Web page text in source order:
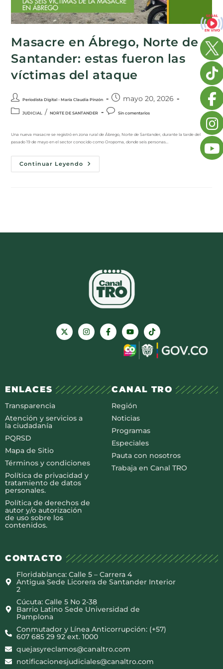
Masacre en Ábrego, Norte de
Santander: estas fueron las
víctimas del ataque
Periodista Digital - María Claudia Pinzón mayo 20, 2026
JUDICIAL / NORTE DE SANTANDER Sin comentarios
Una nueva masacre se registró en zona rural de Ábrego, Norte de Santander, durante la tarde del
pasado 19 de mayo en el sector conocido como Oropoma, donde seis personas…
Continuar Leyendo
ENLACES
Transparencia
Atención y servicios a
la ciudadanía
PQRSD
Mapa de Sitio
Términos y condiciones
Política de privacidad y
tratamiento de datos
personales.
Política de derechos de
autor y/o autorización
de uso sobre los
contenidos.
CANAL TRO
Región
Noticias
Programas
Especiales
Pauta con nosotros
Trabaja en Canal TRO
CONTACTO
Floridablanca: Calle 5 – Carrera 4
Antigua Sede Licorera de Santander Interior
2
Cúcuta: Calle 5 No 2-38
Barrio Latino Sede Universidad de
Pamplona
Conmutador y Línea Anticorrupción: (+57)
607 685 29 92 ext. 1000
quejasyreclamos@canaltro.com
notificacionesjudiciales@canaltro.com